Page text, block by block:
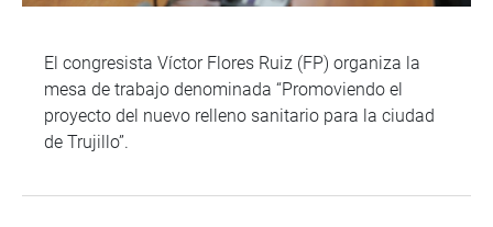
El congresista Víctor Flores Ruiz (FP) organiza la
mesa de trabajo denominada “Promoviendo el
proyecto del nuevo relleno sanitario para la ciudad
de Trujillo”.